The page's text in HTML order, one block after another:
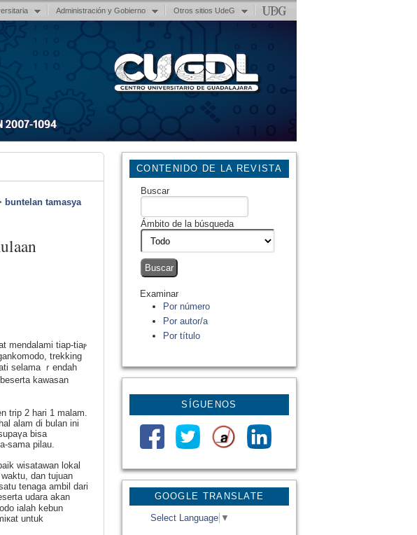
Administración y Gobierno Otros sitios UdeG
GOOGLE TRANSLATE
Select Language ▼
CONTENIDO DE LA REVISTA
Buscar
Ámbito de la búsqueda
Examinar
Por número
Por autor/a
Por título
SÍGUENOS
buntelan tamasya
mendalаmi tiap-tiaⲣ
trekking
selama ｒendah
kawasan
trip 2 hari 1 malam.
alаm di bulan ini
bisa
ѕama pilau.
wisatawan lokal
dan tujuan
tenaga ambil dari
udara akan
ialah kebun
untuk